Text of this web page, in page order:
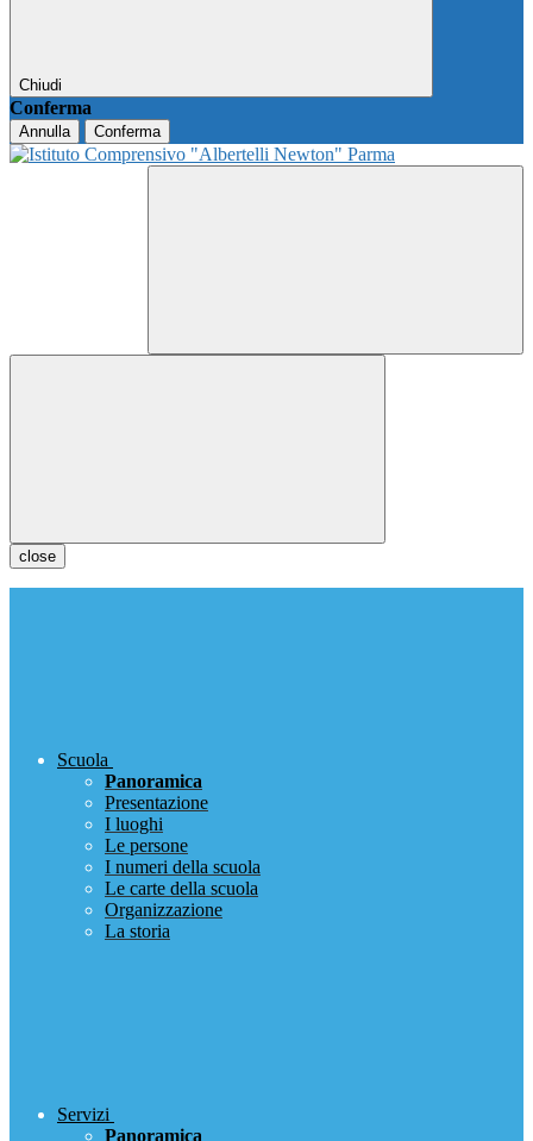
Chiudi
Conferma
Annulla Conferma
close
Scuola
Panoramica
Presentazione
I luoghi
Le persone
I numeri della scuola
Le carte della scuola
Organizzazione
La storia
Servizi
Panoramica